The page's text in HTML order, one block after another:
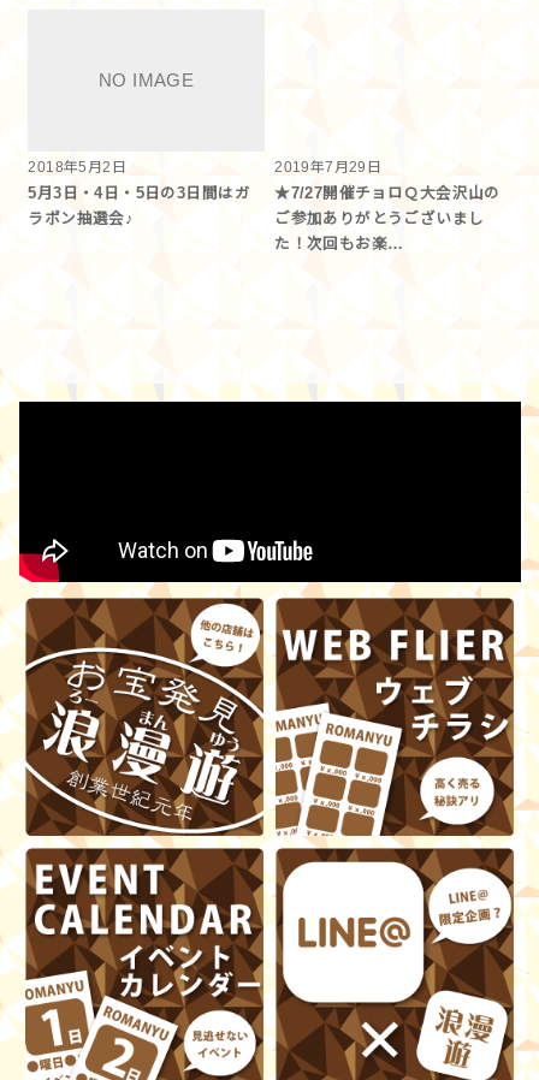
2018年5月2日
5月3日・4日・5日の3日間はガ
ラポン抽選会♪
2019年7月29日
★7/27開催チョロＱ大会沢山の
ご参加ありがとうございまし
た！次回もお楽…